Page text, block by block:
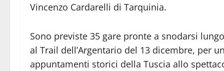
Vincenzo Cardarelli di Tarquinia.
Sono previste 35 gare pronte a snodarsi
al Trail dell’Argentario del 13 dicembre, per
appuntamenti storici della Tuscia allo